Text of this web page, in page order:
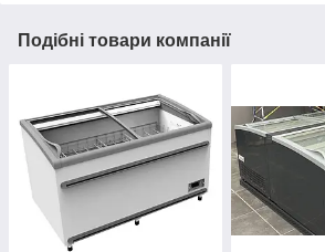
Подібні товари компанії